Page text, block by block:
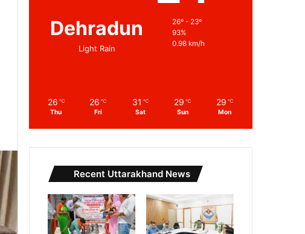
Dehradun
Light Rain
26º - 23º
93%
0.98 km/h
26 ℃
Thu
26 ℃
Fri
31 ℃
Sat
29 ℃
Sun
29 ℃
Mon
Recent Uttarakhand News